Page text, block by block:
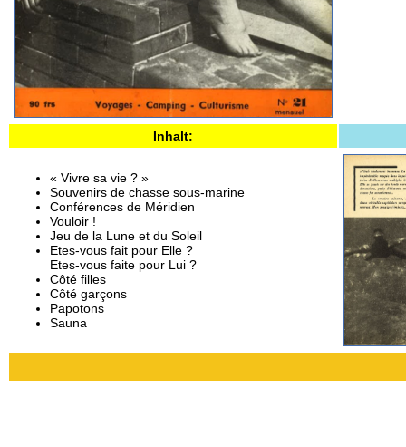
Inhalt:
« Vivre sa vie ? »
Souvenirs de chasse sous-marine
Conférences de Méridien
Vouloir !
Jeu de la Lune et du Soleil
Etes-vous fait pour Elle ?
Etes-vous faite pour Lui ?
Côté filles
Côté garçons
Papotons
Sauna